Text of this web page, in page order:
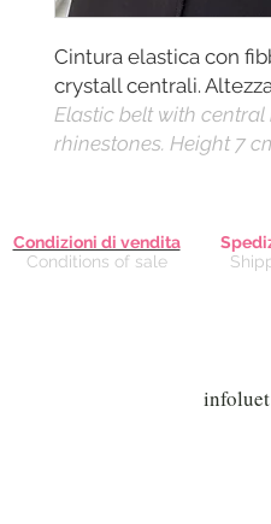
Cintura elastica con
crystall centrali.
Elastic belt with
rhinestones. Height 7
Condizioni di vendita
Conditions of sale